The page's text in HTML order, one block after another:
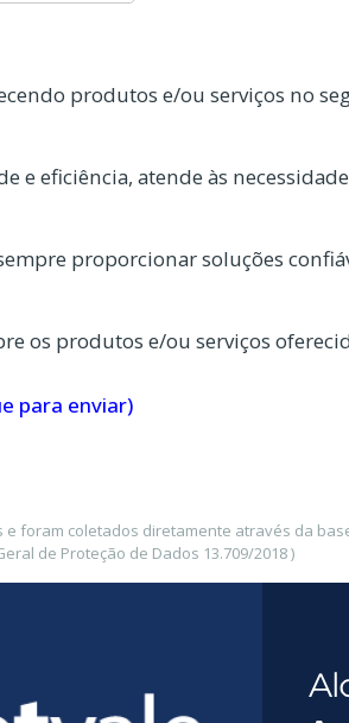
produtos e/ou serviços no
e eficiência, atende às
proporcionar soluções
os produtos e/ou serviços
para enviar)
foram coletados diretamente através da
de Proteção de Dados 13.709/2018 )